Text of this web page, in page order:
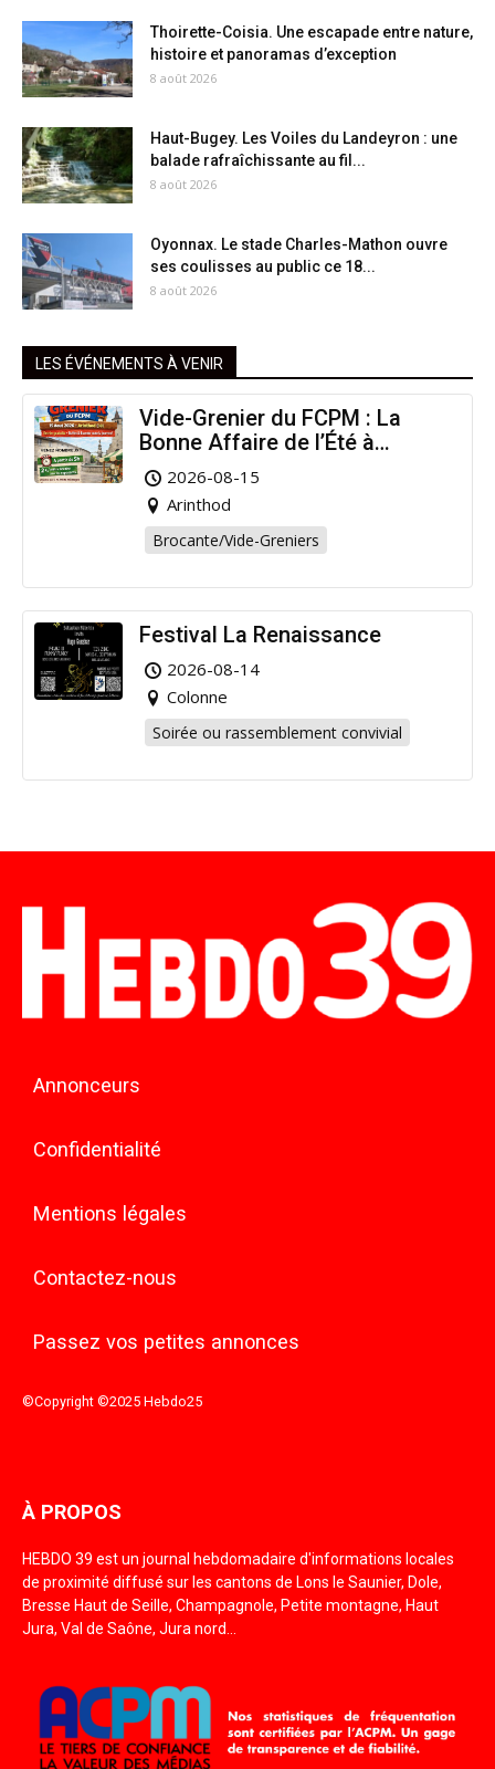
Thoirette-Coisia. Une escapade entre nature,
histoire et panoramas d’exception
8 août 2026
Haut-Bugey. Les Voiles du Landeyron : une
balade rafraîchissante au fil...
8 août 2026
Oyonnax. Le stade Charles-Mathon ouvre
ses coulisses au public ce 18...
8 août 2026
LES ÉVÉNEMENTS À VENIR
Vide-Grenier du FCPM : La
Bonne Affaire de l’Été à
Arinthod !
2026-08-15
Arinthod
Brocante/Vide-Greniers
Festival La Renaissance
2026-08-14
Colonne
Soirée ou rassemblement convivial